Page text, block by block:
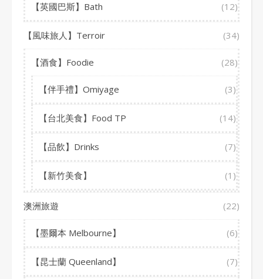
【英國巴斯】Bath (12)
【風味旅人】Terroir (34)
【酒食】Foodie (28)
【伴手禮】Omiyage (3)
【台北美食】Food TP (14)
【品飲】Drinks (7)
【新竹美食】 (1)
澳洲旅遊 (22)
【墨爾本 Melbourne】 (6)
【昆士蘭 Queenland】 (7)